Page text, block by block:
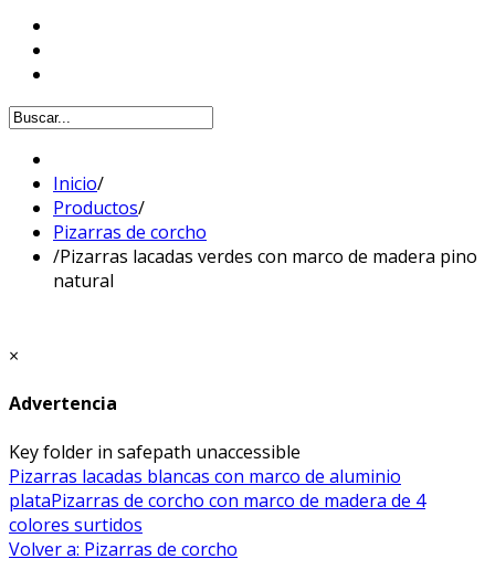
Inicio/
Productos/
Pizarras de corcho
/Pizarras lacadas verdes con marco de madera pino
natural
×
Advertencia
Key folder in safepath unaccessible
Pizarras lacadas blancas con marco de aluminio
plataPizarras de corcho con marco de madera de 4
colores surtidos
Volver a: Pizarras de corcho